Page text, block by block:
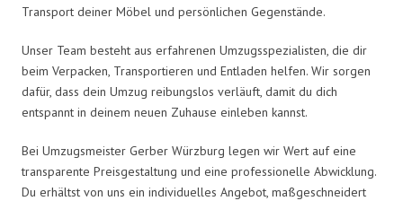
Transport deiner Möbel und persönlichen Gegenstände.
Unser Team besteht aus erfahrenen Umzugsspezialisten, die dir
beim Verpacken, Transportieren und Entladen helfen. Wir sorgen
dafür, dass dein Umzug reibungslos verläuft, damit du dich
entspannt in deinem neuen Zuhause einleben kannst.
Bei Umzugsmeister Gerber Würzburg legen wir Wert auf eine
transparente Preisgestaltung und eine professionelle Abwicklung.
Du erhältst von uns ein individuelles Angebot, maßgeschneidert